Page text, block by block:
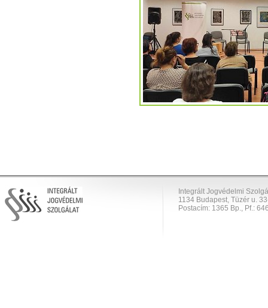
Integrált Jogvédelmi
1134 Budapest, Tüzér u.
Postacím: 1365 Bp., Pf.: